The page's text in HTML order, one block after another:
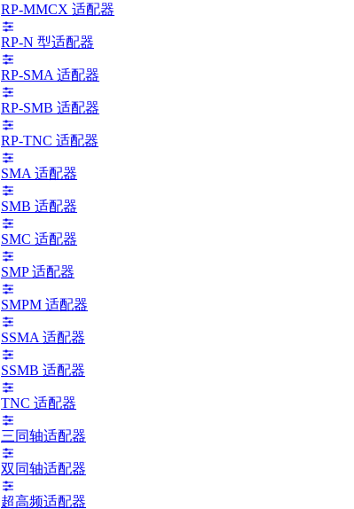
RP-MMCX 适配器
RP-N 型适配器
RP-SMA 适配器
RP-SMB 适配器
RP-TNC 适配器
SMA 适配器
SMB 适配器
SMC 适配器
SMP 适配器
SMPM 适配器
SSMA 适配器
SSMB 适配器
TNC 适配器
三同轴适配器
双同轴适配器
超高频适配器